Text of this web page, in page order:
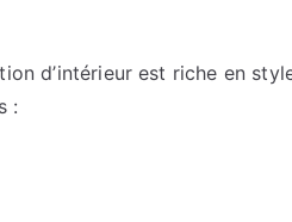
d’intérieur est riche en
: